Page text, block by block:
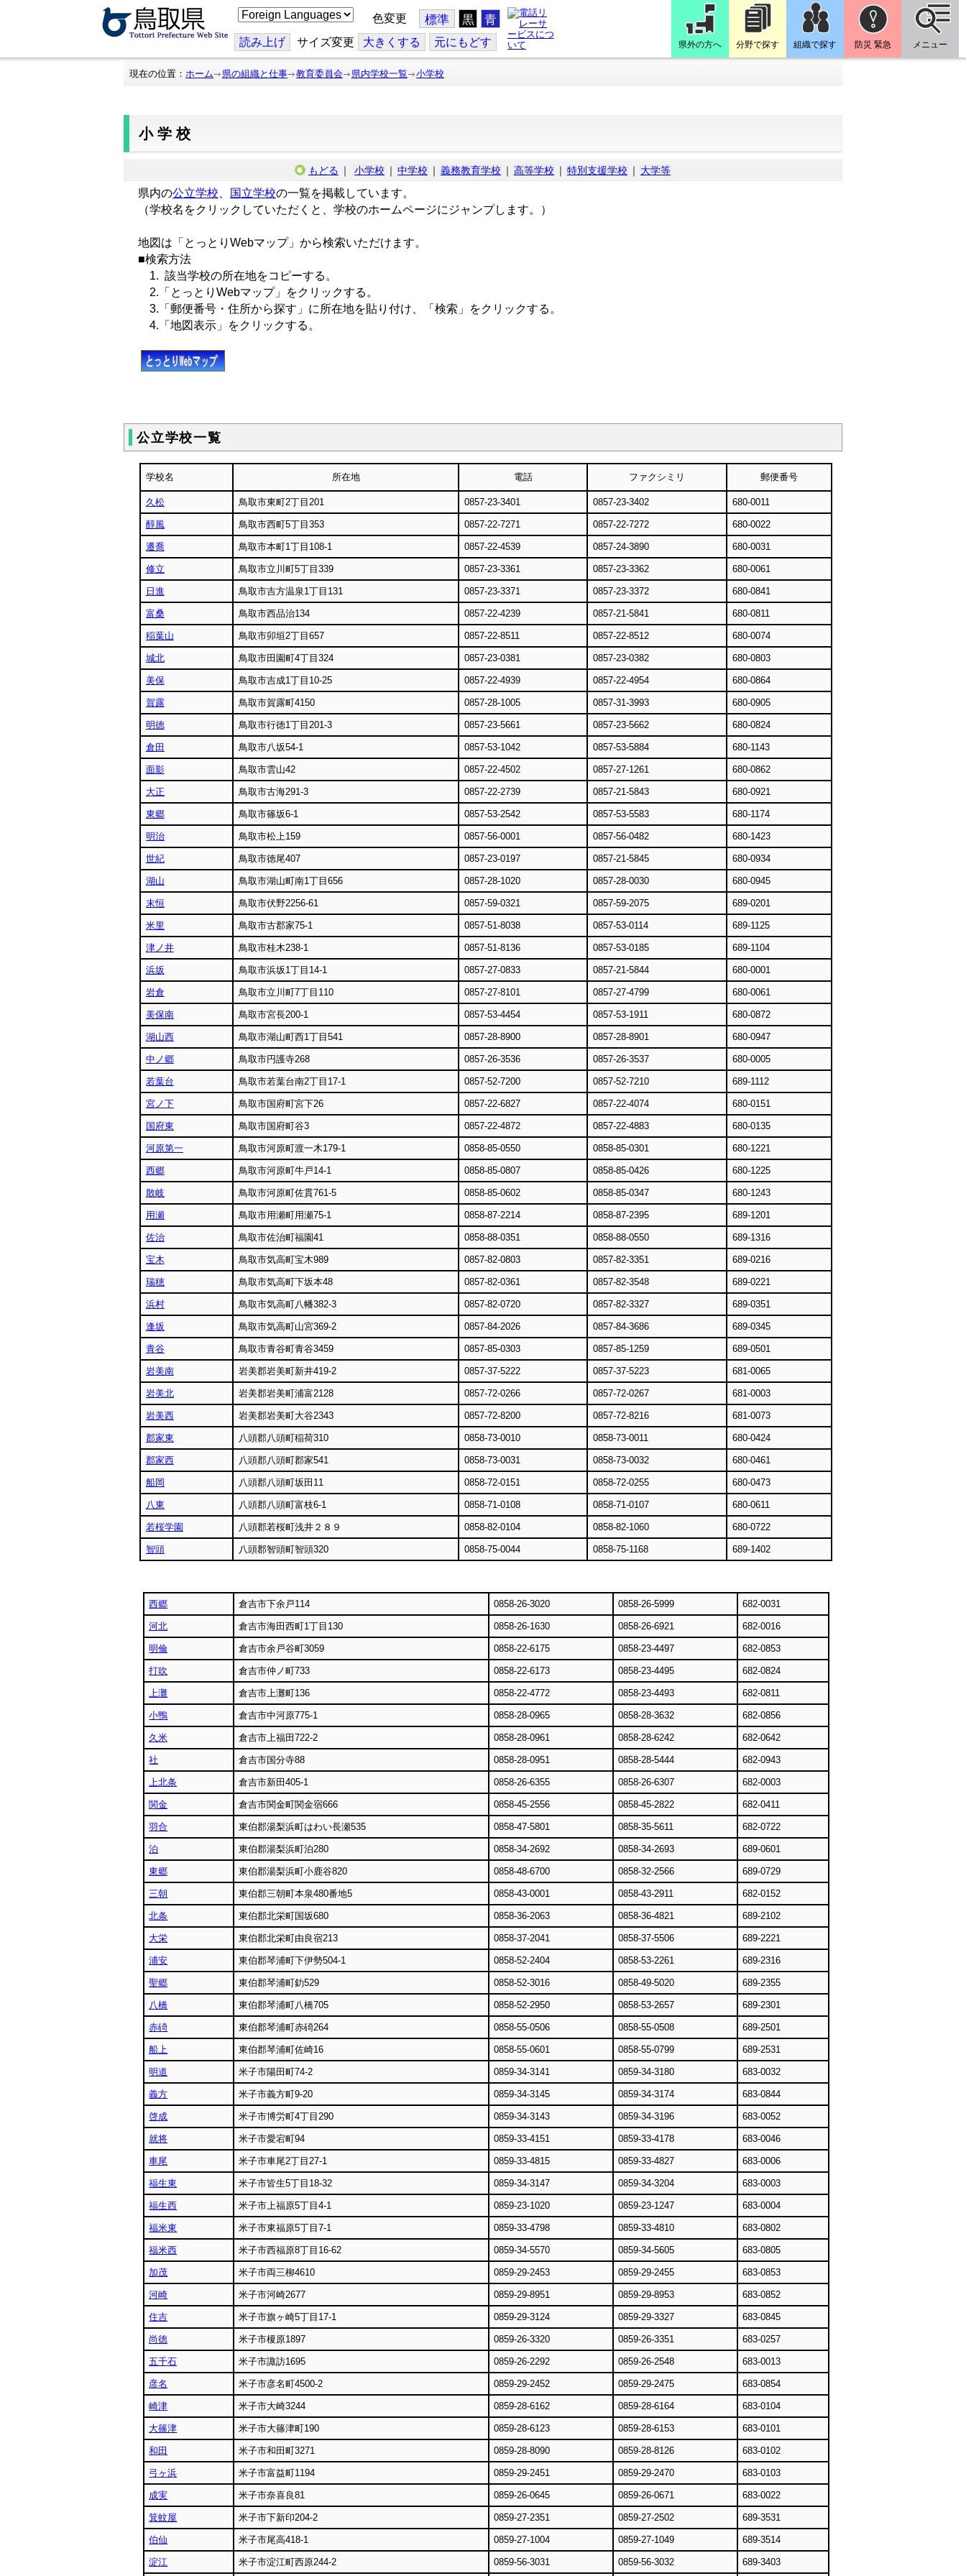
こ
の
ジ
を
翻
色変更 標準 黒 青
読み上げ サイズ変更 大きくする 元にもどす 県外の方へ 分野で探す 組織で探す 防災 緊急 メニュー
現在の位置： ホーム 県の組織と仕事 教育委員会 県内学校一覧 小学校
小学校
もどる ｜ 小学校 ｜ 中学校 ｜ 義務教育学校 ｜ 高等学校 ｜ 特別支援学校 ｜ 大学等
県内の公立学校 国立学校の一覧を掲載しています。
（学校名をクリックしていただくと、学校のホームページにジャンプします。）
地図は「とっとりWebマップ」から検索いただけます。
■検索方法
1. 該当学校の所在地をコピーする。
2.「とっとりWebマップ」をクリックする。
3.「郵便番号・住所から探す」に所在地を貼り付け、「検索」をクリックする。
4.「地図表示」をクリックする。
公立学校一覧
学校名 所在地 電話 ファクシミリ 郵便番号
久松 鳥取市東町2丁目201 0857-23-3401 0857-23-3402 680-0011
醇風 鳥取市西町5丁目353 0857-22-7271 0857-22-7272 680-0022
遷喬 鳥取市本町1丁目108-1 0857-22-4539 0857-24-3890 680-0031
修立 鳥取市立川町5丁目339 0857-23-3361 0857-23-3362 680-0061
日進 鳥取市吉方温泉1丁目131 0857-23-3371 0857-23-3372 680-0841
富桑 鳥取市西品治134 0857-22-4239 0857-21-5841 680-0811
稲葉山 鳥取市卯垣2丁目657 0857-22-8511 0857-22-8512 680-0074
城北 鳥取市田園町4丁目324 0857-23-0381 0857-23-0382 680-0803
美保 鳥取市吉成1丁目10-25 0857-22-4939 0857-22-4954 680-0864
賀露 鳥取市賀露町4150 0857-28-1005 0857-31-3993 680-0905
明徳 鳥取市行徳1丁目201-3 0857-23-5661 0857-23-5662 680-0824
倉田 鳥取市八坂54-1 0857-53-1042 0857-53-5884 680-1143
面影 鳥取市雲山42 0857-22-4502 0857-27-1261 680-0862
大正 鳥取市古海291-3 0857-22-2739 0857-21-5843 680-0921
東郷 鳥取市篠坂6-1 0857-53-2542 0857-53-5583 680-1174
明治 鳥取市松上159 0857-56-0001 0857-56-0482 680-1423
世紀 鳥取市徳尾407 0857-23-0197 0857-21-5845 680-0934
湖山 鳥取市湖山町南1丁目656 0857-28-1020 0857-28-0030 680-0945
末恒 鳥取市伏野2256-61 0857-59-0321 0857-59-2075 689-0201
米里 鳥取市古郡家75-1 0857-51-8038 0857-53-0114 689-1125
津ノ井 鳥取市桂木238-1 0857-51-8136 0857-53-0185 689-1104
浜坂 鳥取市浜坂1丁目14-1 0857-27-0833 0857-21-5844 680-0001
岩倉 鳥取市立川町7丁目110 0857-27-8101 0857-27-4799 680-0061
美保南 鳥取市宮長200-1 0857-53-4454 0857-53-1911 680-0872
湖山西 鳥取市湖山町西1丁目541 0857-28-8900 0857-28-8901 680-0947
中ノ郷 鳥取市円護寺268 0857-26-3536 0857-26-3537 680-0005
若葉台 鳥取市若葉台南2丁目17-1 0857-52-7200 0857-52-7210 689-1112
宮ノ下 鳥取市国府町宮下26 0857-22-6827 0857-22-4074 680-0151
国府東 鳥取市国府町谷3 0857-22-4872 0857-22-4883 680-0135
河原第一 鳥取市河原町渡一木179-1 0858-85-0550 0858-85-0301 680-1221
西郷 鳥取市河原町牛戸14-1 0858-85-0807 0858-85-0426 680-1225
散岐 鳥取市河原町佐貫761-5 0858-85-0602 0858-85-0347 680-1243
用瀬 鳥取市用瀬町用瀬75-1 0858-87-2214 0858-87-2395 689-1201
佐治 鳥取市佐治町福園41 0858-88-0351 0858-88-0550 689-1316
宝木 鳥取市気高町宝木989 0857-82-0803 0857-82-3351 689-0216
瑞穂 鳥取市気高町下坂本48 0857-82-0361 0857-82-3548 689-0221
浜村 鳥取市気高町八幡382-3 0857-82-0720 0857-82-3327 689-0351
逢坂 鳥取市気高町山宮369-2 0857-84-2026 0857-84-3686 689-0345
青谷 鳥取市青谷町青谷3459 0857-85-0303 0857-85-1259 689-0501
岩美南 岩美郡岩美町新井419-2 0857-37-5222 0857-37-5223 681-0065
岩美北 岩美郡岩美町浦富2128 0857-72-0266 0857-72-0267 681-0003
岩美西 岩美郡岩美町大谷2343 0857-72-8200 0857-72-8216 681-0073
郡家東 八頭郡八頭町稲荷310 0858-73-0010 0858-73-0011 680-0424
郡家西 八頭郡八頭町郡家541 0858-73-0031 0858-73-0032 680-0461
船岡 八頭郡八頭町坂田11 0858-72-0151 0858-72-0255 680-0473
八東 八頭郡八頭町富枝6-1 0858-71-0108 0858-71-0107 680-0611
若桜学園 八頭郡若桜町浅井２８９ 0858-82-0104 0858-82-1060 680-0722
智頭 八頭郡智頭町智頭320 0858-75-0044 0858-75-1168 689-1402
西郷 倉吉市下余戸114 0858-26-3020 0858-26-5999 682-0031
河北 倉吉市海田西町1丁目130 0858-26-1630 0858-26-6921 682-0016
明倫 倉吉市余戸谷町3059 0858-22-6175 0858-23-4497 682-0853
打吹 倉吉市仲ノ町733 0858-22-6173 0858-23-4495 682-0824
上灘 倉吉市上灘町136 0858-22-4772 0858-23-4493 682-0811
小鴨 倉吉市中河原775-1 0858-28-0965 0858-28-3632 682-0856
久米 倉吉市上福田722-2 0858-28-0961 0858-28-6242 682-0642
社 倉吉市国分寺88 0858-28-0951 0858-28-5444 682-0943
上北条 倉吉市新田405-1 0858-26-6355 0858-26-6307 682-0003
関金 倉吉市関金町関金宿666 0858-45-2556 0858-45-2822 682-0411
羽合 東伯郡湯梨浜町はわい長瀬535 0858-47-5801 0858-35-5611 682-0722
泊 東伯郡湯梨浜町泊280 0858-34-2692 0858-34-2693 689-0601
東郷 東伯郡湯梨浜町小鹿谷820 0858-48-6700 0858-32-2566 689-0729
三朝 東伯郡三朝町本泉480番地5 0858-43-0001 0858-43-2911 682-0152
北条 東伯郡北栄町国坂680 0858-36-2063 0858-36-4821 689-2102
大栄 東伯郡北栄町由良宿213 0858-37-2041 0858-37-5506 689-2221
浦安 東伯郡琴浦町下伊勢504-1 0858-52-2404 0858-53-2261 689-2316
聖郷 東伯郡琴浦町釛529 0858-52-3016 0858-49-5020 689-2355
八橋 東伯郡琴浦町八橋705 0858-52-2950 0858-53-2657 689-2301
赤碕 東伯郡琴浦町赤碕264 0858-55-0506 0858-55-0508 689-2501
船上 東伯郡琴浦町佐崎16 0858-55-0601 0858-55-0799 689-2531
明道 米子市陽田町74-2 0859-34-3141 0859-34-3180 683-0032
義方 米子市義方町9-20 0859-34-3145 0859-34-3174 683-0844
啓成 米子市博労町4丁目290 0859-34-3143 0859-34-3196 683-0052
就将 米子市愛宕町94 0859-33-4151 0859-33-4178 683-0046
車尾 米子市車尾2丁目27-1 0859-33-4815 0859-33-4827 683-0006
福生東 米子市皆生5丁目18-32 0859-34-3147 0859-34-3204 683-0003
福生西 米子市上福原5丁目4-1 0859-23-1020 0859-23-1247 683-0004
福米東 米子市東福原5丁目7-1 0859-33-4798 0859-33-4810 683-0802
福米西 米子市西福原8丁目16-62 0859-34-5570 0859-34-5605 683-0805
加茂 米子市両三柳4610 0859-29-2453 0859-29-2455 683-0853
河崎 米子市河崎2677 0859-29-8951 0859-29-8953 683-0852
住吉 米子市旗ヶ崎5丁目17-1 0859-29-3124 0859-29-3327 683-0845
尚徳 米子市榎原1897 0859-26-3320 0859-26-3351 683-0257
五千石 米子市諏訪1695 0859-26-2292 0859-26-2548 683-0013
彦名 米子市彦名町4500-2 0859-29-2452 0859-29-2475 683-0854
崎津 米子市大崎3244 0859-28-6162 0859-28-6164 683-0104
大篠津 米子市大篠津町190 0859-28-6123 0859-28-6153 683-0101
和田 米子市和田町3271 0859-28-8090 0859-28-8126 683-0102
弓ヶ浜 米子市富益町1194 0859-29-2451 0859-29-2470 683-0103
成実 米子市奈喜良81 0859-26-0645 0859-26-0671 683-0022
箕蚊屋 米子市下新印204-2 0859-27-2351 0859-27-2502 689-3531
伯仙 米子市尾高418-1 0859-27-1004 0859-27-1049 689-3514
淀江 米子市淀江町西原244-2 0859-56-3031 0859-56-3032 689-3403